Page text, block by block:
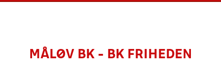
MÅLØV BK - BK FRIHEDEN